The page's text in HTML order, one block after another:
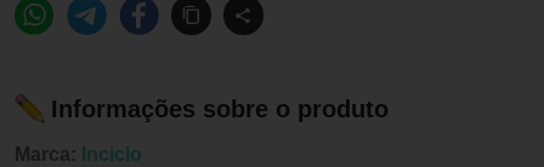
Informações sobre o produto
Marca:
Inciclo